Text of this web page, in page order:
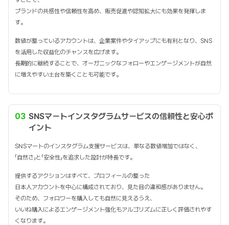
ブランドの共感性や信頼性を高め、販売促進や認知拡大にも効果を発揮しま
す。
数値が整っているアカウントは、企業案件やタイアップにも有利となり、SNS
を活用した収益化のチャンスを広げます。
長期的に継続することで、オーガニックなフォローやエンゲージメントが自然
に増えやすい土台を築くことも可能です。
03 SNSマートインスタグラムサービスの信頼性と安心ポ
イント
SNSマートのインスタグラム支援サービスは、単なる数値増加ではなく、
「自然さ」と「安全性」を追求した設計が特長です。
提供するアクションはすべて、プロフィールの整った
日本人アカウントを中心に構成されており、見た目の違和感がありません。
そのため、フォロワーを購入しても自然に見えるうえ、
いいね購入によるエンゲージメント強化もアルゴリズムに正しく評価されやす
くなります。